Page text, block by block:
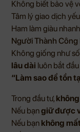
Không biết bảo vệ
Tâm lý giao dịch
Ham làm giàu
Người Thành
Không giống như
lâu dài luôn bắt
“Làm sao để tồn
Trong đầu tư,
Nếu bạngiữ được
Nếu bạn không